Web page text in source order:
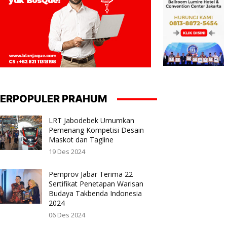
PRAHUM
LRT Jabodebek Umumkan
Pemenang Kompetisi Desain
Maskot dan Tagline
19 Des 2024
Pemprov Jabar Terima 22
Sertifikat Penetapan Warisan
Budaya Takbenda Indonesia
2024
06 Des 2024